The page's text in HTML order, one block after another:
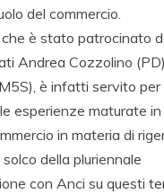
del commercio.
che è stato patrocinato
Andrea Cozzolino
è infatti servito
esperienze maturate in
in materia di
della pluriennale
con Anci su questi